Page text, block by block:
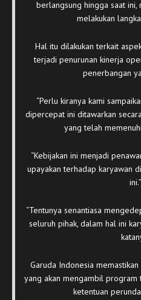
berlangsung hingga saat ini,
melakukan
Hal itu dilakukan terkait
terjadi penurunan kinerja
penerbangan
“Perlu kiranya kami
dipercepat ini ditawarkan
yang telah
“Kebijakan ini menjadi
upayakan terhadap karyawan
ini.”
“Tentunya senantiasa
seluruh pihak, dalam hal ini
Garuda Indonesia
yang akan mengambil program
ketentuan